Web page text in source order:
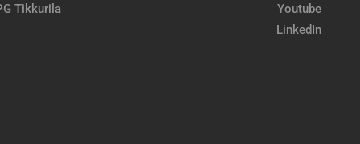
Tikkurila
Youtube
LinkedIn